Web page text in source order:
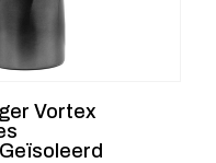
Vortex